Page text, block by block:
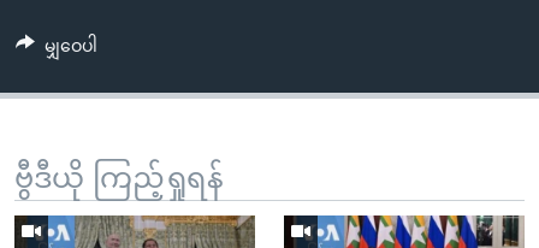
သို့
ရန်
မျှဝေပါ
ဗွီဒီယို ကြည့်ရှုရန်